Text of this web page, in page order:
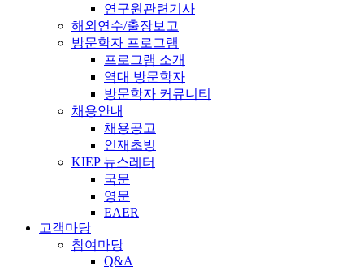
연구원관련기사
해외연수/출장보고
방문학자 프로그램
프로그램 소개
역대 방문학자
방문학자 커뮤니티
채용안내
채용공고
인재초빙
KIEP 뉴스레터
국문
영문
EAER
고객마당
참여마당
Q&A